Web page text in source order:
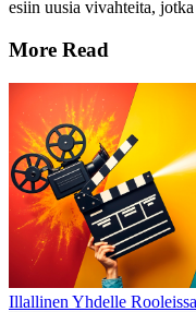
esiin uusia vivahteita,
More Read
Illallinen Yhdelle Rooleissa